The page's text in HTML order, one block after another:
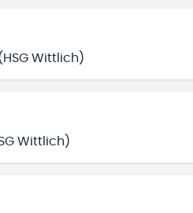
Wittlich)
Wittlich)